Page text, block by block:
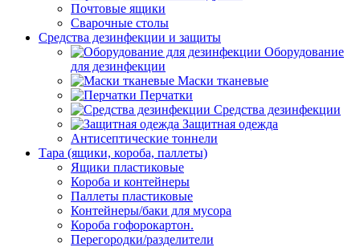
Почтовые ящики
Сварочные столы
Средства дезинфекции и защиты
Оборудование
для дезинфекции
Маски тканевые
Перчатки
Средства дезинфекции
Защитная одежда
Антисептические тоннели
Тара (ящики, короба, паллеты)
Ящики пластиковые
Короба и контейнеры
Паллеты пластиковые
Контейнеры/баки для мусора
Короба гофорокартон.
Перегородки/разделители